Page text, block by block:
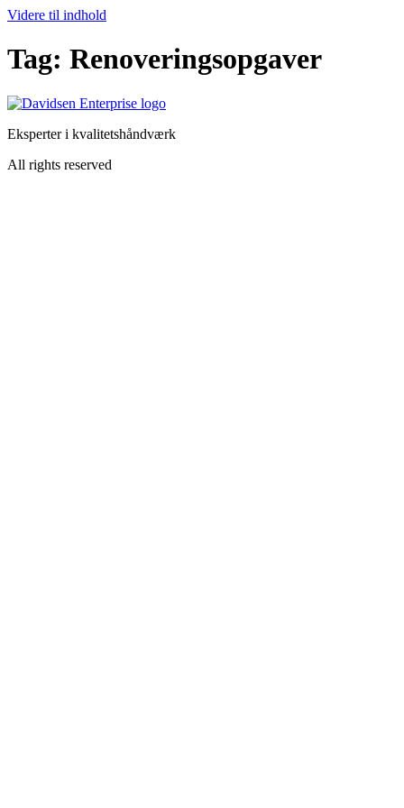
Videre til indhold
Tag: Renoveringsopgaver
Eksperter i kvalitetshåndværk
All rights reserved